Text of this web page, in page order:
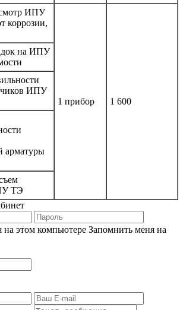
ИПУ
коррозии,
1 прибор 1 600
на ИПУ
ИПУ
арматуры
ТЭ
на этом компьютере Запомнить меня на